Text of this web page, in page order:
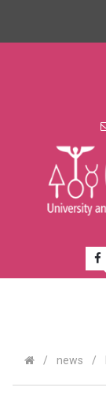
/ news /